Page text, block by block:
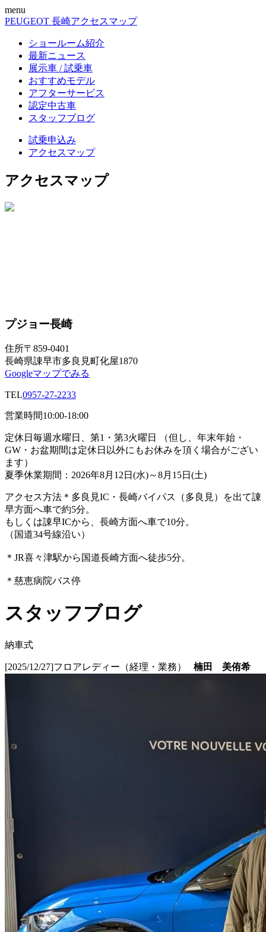
menu
PEUGEOT 長崎アクセスマップ
ショールーム紹介
最新ニュース
展示車 / 試乗車
おすすめモデル
アフターサービス
認定中古車
スタッフブログ
試乗申込み
アクセスマップ
アクセスマップ
プジョー長崎
住所〒859-0401
長崎県諌早市多良見町化屋1870
Googleマップでみる
TEL0957-27-2233
営業時間10:00-18:00
定休日 毎週水曜日、第1・第3火曜日 （但し、年末年始・
GW・お盆期間は定休日以外にもお休みを頂く場合がござい
ます）
夏季休業期間：2026年8月12日(水)～8月15日(土)
アクセス方法 ＊多良見IC・長崎バイパス（多良見）を出て諌
早方面へ車で約5分。
もしくは諌早ICから、長崎方面へ車で10分。
（国道34号線沿い）
＊JR喜々津駅から国道長崎方面へ徒歩5分。
＊慈恵病院バス停
スタッフブログ
納車式
[2025/12/27]フロアレディー（経理・業務） 楠田 美侑希